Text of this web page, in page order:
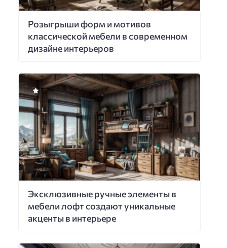
Розыгрыши форм и мотивов
классической мебели в современном
дизайне интерьеров
Эксклюзивные ручные элементы в
мебели лофт создают уникальные
акценты в интерьере